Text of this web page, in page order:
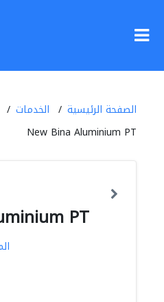
الصفحة الرئيسية الخدمات
New Bina Aluminium PT
PT